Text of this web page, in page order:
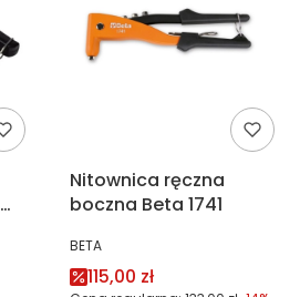
Nitownica ręczna
boczna Beta 1741
PRODUCENT
BETA
Cena promocyjna
115,00 zł